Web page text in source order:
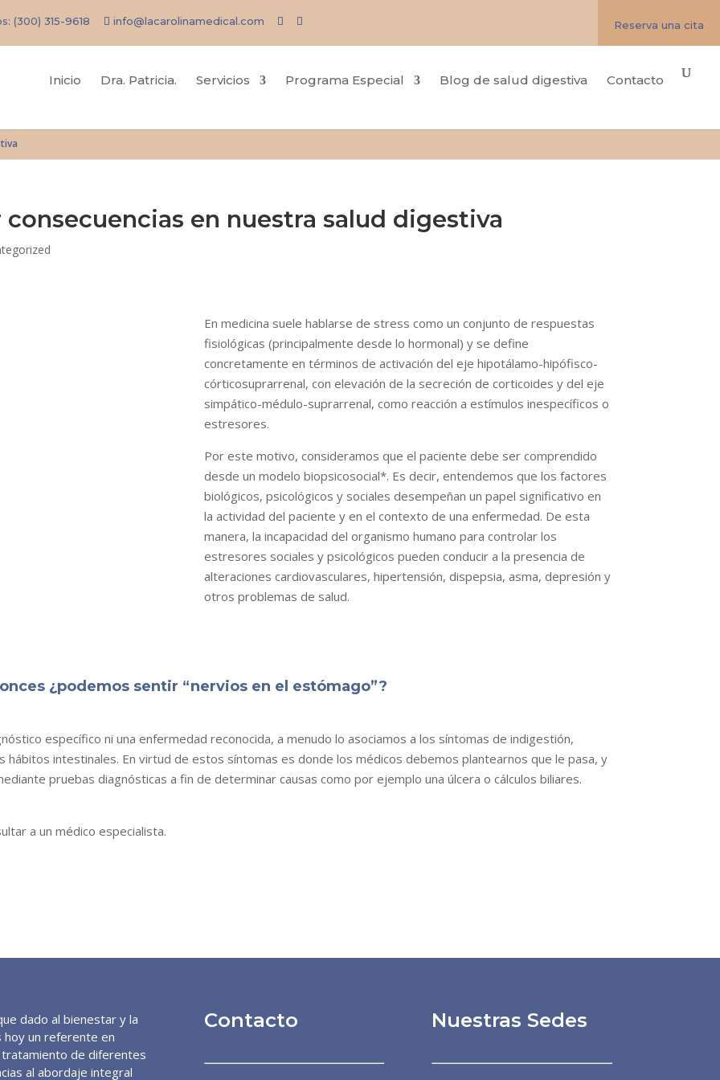
(300) 315-9618 info@lacarolinamedical.com Reserva una cita
Inicio Dra. Patricia. Servicios Programa Especial Blog de salud digestiva Contacto
en nuestra salud digestiva
En medicina suele hablarse de stress como un conjunto de respuestas
fisiológicas (principalmente desde lo hormonal) y se define
concretamente en términos de activación del eje hipotálamo-hipófisco-
córticosuprarrenal, con elevación de la secreción de corticoides y del eje
simpático-médulo-suprarrenal, como reacción a estímulos inespecíficos o
estresores.
Por este motivo, consideramos que el paciente debe ser comprendido
desde un modelo biopsicosocial*. Es decir, entendemos que los factores
biológicos, psicológicos y sociales desempeñan un papel significativo en
la actividad del paciente y en el contexto de una enfermedad. De esta
manera, la incapacidad del organismo humano para controlar los
estresores sociales y psicológicos pueden conducir a la presencia de
alteraciones cardiovasculares, hipertensión, dispepsia, asma, depresión y
otros problemas de salud.
¿podemos sentir “nervios en el estómago”?
específico ni una enfermedad reconocida, a menudo lo asociamos a los síntomas de indigestión,
hábitos intestinales. En virtud de estos síntomas es donde los médicos debemos plantearnos que le pasa, y
pruebas diagnósticas a fin de determinar causas como por ejemplo una úlcera o cálculos biliares.
a un médico especialista.
dado al bienestar y la
hoy un referente en
tratamiento de diferentes
al abordaje integral
Contacto Nuestras Sedes
Línea preferencial